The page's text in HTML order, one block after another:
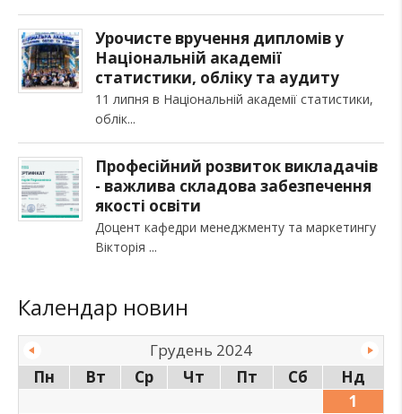
Урочисте вручення дипломів у
Національній академії
статистики, обліку та аудиту
11 липня в Національній академії статистики,
облік
Професійний розвиток викладачів
- важлива складова забезпечення
якості освіти
Доцент кафедри менеджменту та маркетингу
Вікторія
Календар новин
Грудень 2024
Пн
Вт Ср Чт Пт Сб
Нд
1